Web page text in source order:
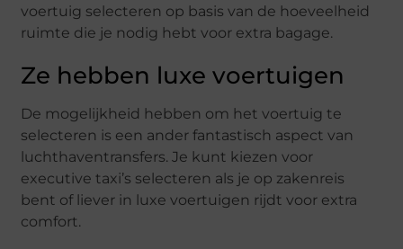
voertuig selecteren op basis van de hoeveelheid
ruimte die je nodig hebt voor extra bagage.
Ze hebben luxe voertuigen
De mogelijkheid hebben om het voertuig te
selecteren is een ander fantastisch aspect van
luchthaventransfers. Je kunt kiezen voor
executive taxi’s selecteren als je op zakenreis
bent of liever in luxe voertuigen rijdt voor extra
comfort.